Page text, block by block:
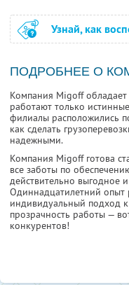
Узнай, как
ПОДРОБНЕЕ О
Компания Migoff
работают только
филиалы расположились
как сделать
надежными.
Компания Migoff готова
все заботы по
действительно выгодное
Одиннадцатилетний опыт
индивидуальный подход
прозрачность работы —
конкурентов!